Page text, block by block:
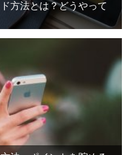
方法とは？どうやって